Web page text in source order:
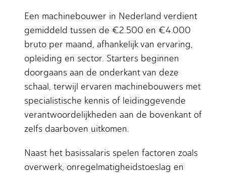
Een machinebouwer in Nederland verdient
gemiddeld tussen de €2.500 en €4.000
bruto per maand, afhankelijk van ervaring,
opleiding en sector. Starters beginnen
doorgaans aan de onderkant van deze
schaal, terwijl ervaren machinebouwers met
specialistische kennis of leidinggevende
verantwoordelijkheden aan de bovenkant of
zelfs daarboven uitkomen.
Naast het basissalaris spelen factoren zoals
overwerk, onregelmatigheidstoeslag en